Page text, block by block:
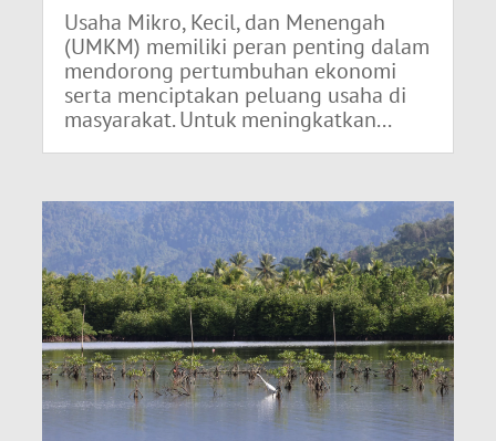
Usaha Mikro, Kecil, dan Menengah
(UMKM) memiliki peran penting dalam
mendorong pertumbuhan ekonomi
serta menciptakan peluang usaha di
masyarakat. Untuk meningkatkan...